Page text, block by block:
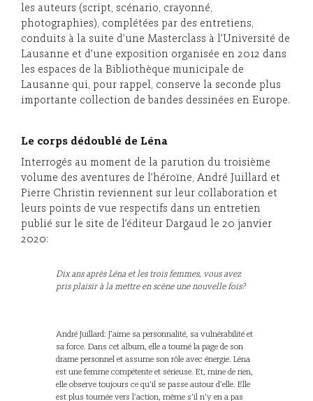
les auteurs (script, scénario, crayonné,
photographies), complétées par des entretiens,
conduits à la suite d’une Masterclass à l’Université de
Lausanne et d’une exposition organisée en 2012 dans
les espaces de la Bibliothèque municipale de
Lausanne qui, pour rappel, conserve la seconde plus
importante collection de bandes dessinées en Europe.
Le corps dédoublé de Léna
Interrogés au moment de la parution du troisième
volume des aventures de l’héroïne, André Juillard et
Pierre Christin reviennent sur leur collaboration et
leurs points de vue respectifs dans un entretien
publié sur le site de l’éditeur Dargaud le 20 janvier
2020:
Dix ans après Léna et les trois femmes, vous avez
pris plaisir à la mettre en scène une nouvelle fois?
André Juillard: J’aime sa personnalité, sa vulnérabilité et
sa force. Dans cet album, elle a tourné la page de son
drame personnel et assume son rôle avec énergie. Léna
est une femme compétente et sérieuse. Et, mine de rien,
elle observe toujours ce qu’il se passe autour d’elle. Elle
est plus tournée vers l’action, même s’il n’y en a pas